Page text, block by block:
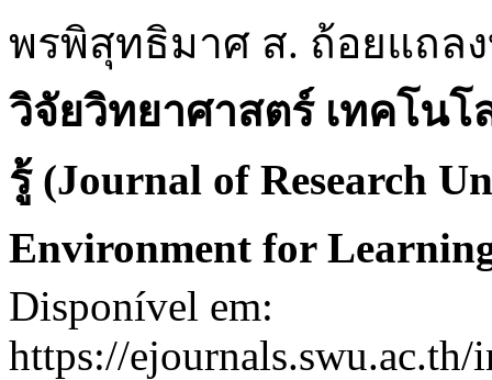
พรพิสุทธิมาศ ส. ถ้อยแถล
วิจัยวิทยาศาสตร์ เทคโนโ
รู้ (Journal of Research
Environment for
Disponível em:
https://